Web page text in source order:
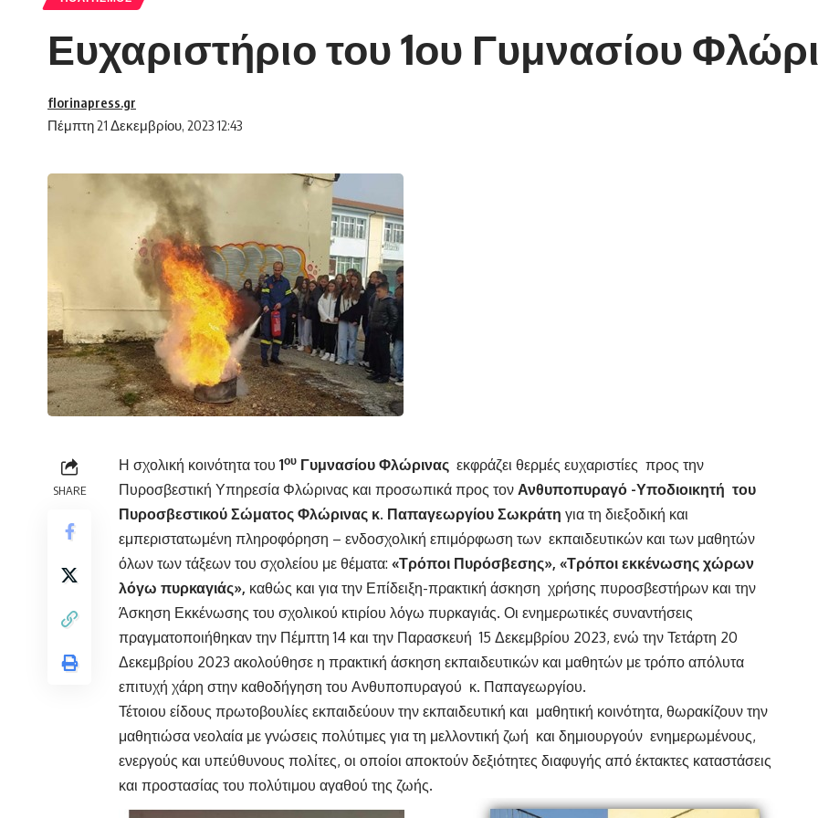
Ευχαριστήριο του 1ου Γυμνασίου
Πέμπτη 21 Δεκεμβρίου, 2023 12:43
florinapress.gr
SHARE
Η σχολική κοινότητα του 1ου Γυμνασίου Φλώρινας εκφράζει θερμές ευχαριστίες προς την
Πυροσβεστική Υπηρεσία Φλώρινας και προσωπικά προς τον Ανθυποπυραγό -Υποδιοικητή του
Πυροσβεστικού Σώματος Φλώρινας κ. Παπαγεωργίου Σωκράτη για τη διεξοδική και
εμπεριστατωμένη πληροφόρηση – ενδοσχολική επιμόρφωση των εκπαιδευτικών και των μαθητών
όλων των τάξεων του σχολείου με θέματα: «Τρόποι Πυρόσβεσης», «Τρόποι εκκένωσης χώρων
λόγω πυρκαγιάς», καθώς και για την Επίδειξη-πρακτική άσκηση χρήσης πυροσβεστήρων και την
Άσκηση Εκκένωσης του σχολικού κτιρίου λόγω πυρκαγιάς. Οι ενημερωτικές συναντήσεις
πραγματοποιήθηκαν την Πέμπτη 14 και την Παρασκευή 15 Δεκεμβρίου 2023, ενώ την Τετάρτη 20
Δεκεμβρίου 2023 ακολούθησε η πρακτική άσκηση εκπαιδευτικών και μαθητών με τρόπο απόλυτα
επιτυχή χάρη στην καθοδήγηση του Ανθυποπυραγού κ. Παπαγεωργίου.
Τέτοιου είδους πρωτοβουλίες εκπαιδεύουν την εκπαιδευτική και μαθητική κοινότητα, θωρακίζουν την
μαθητιώσα νεολαία με γνώσεις πολύτιμες για τη μελλοντική ζωή και δημιουργούν ενημερωμένους,
ενεργούς και υπεύθυνους πολίτες, οι οποίοι αποκτούν δεξιότητες διαφυγής από έκτακτες καταστάσεις
και προστασίας του πολύτιμου αγαθού της ζωής.